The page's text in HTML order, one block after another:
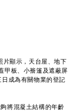
顯示，天台屋、地下
甲板、小簷篷及遮蔽屏
成為有關物業的登記
將混凝土結構的年齡